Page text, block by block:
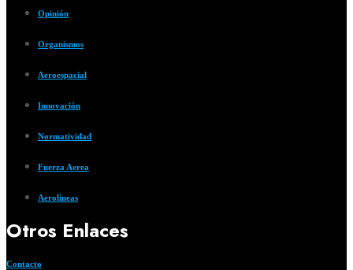
Opinión
Organismos
Aeroespacial
Innovación
Normatividad
Fuerza Aerea
Aerolíneas
Otros Enlaces
Contacto